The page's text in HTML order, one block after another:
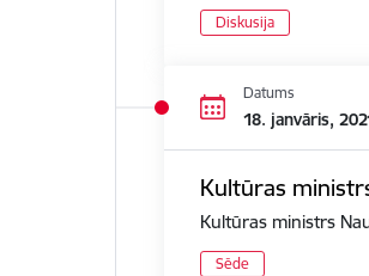
Diskusija
Datums
18. janvāris,
Kultūras
Kultūras ministrs
Sēde